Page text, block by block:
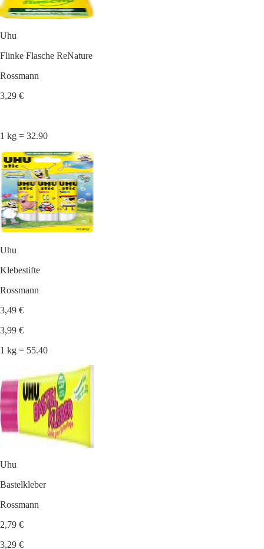
Uhu
Flinke Flasche ReNature
Rossmann
3,29 €
1 kg = 32.90
Uhu
Klebestifte
Rossmann
3,49 €
3,99 €
1 kg = 55.40
Uhu
Bastelkleber
Rossmann
2,79 €
3,29 €